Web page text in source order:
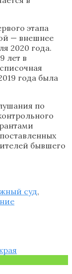
этапа
— внешнее
2020 года.
лет в
года была
по
бывшего
суд,